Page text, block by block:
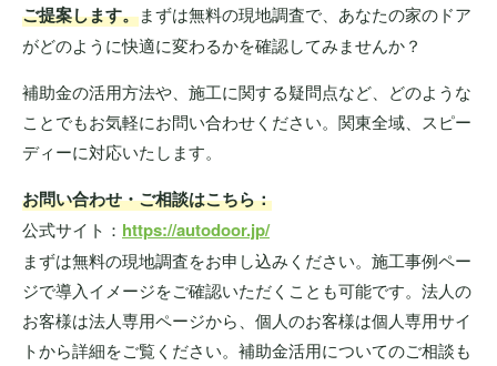
ご提案します。まずは無料の現地調査で、あなたの家のドア
がどのように快適に変わるかを確認してみませんか？
補助金の活用方法や、施工に関する疑問点など、どのような
ことでもお気軽にお問い合わせください。関東全域、スピー
ディーに対応いたします。
お問い合わせ・ご相談はこちら：
公式サイト： https://autodoor.jp/
まずは無料の現地調査をお申し込みください。施工事例ペー
ジで導入イメージをご確認いただくことも可能です。法人の
お客様は法人専用ページから、個人のお客様は個人専用サイ
トから詳細をご覧ください。補助金活用についてのご相談も